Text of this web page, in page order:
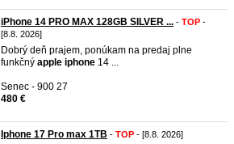
iPhone 14 PRO MAX 128GB SILVER ... - TOP -
[8.8. 2026]
Dobrý deň prajem, ponúkam na predaj plne
funkčný apple iphone 14 ...
Senec - 900 27
480 €
Iphone 17 Pro max 1TB - TOP - [8.8. 2026]